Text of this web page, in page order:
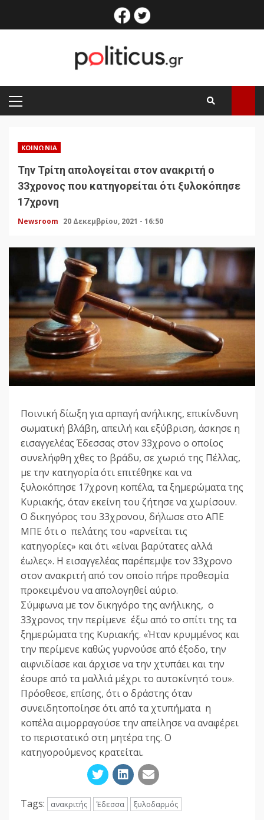
facebook
PRIMARY
MENU
ΚΟΙΝΩΝΊΑ
Την Τρίτη απολογείται στον ανακριτή ο
33χρονος που κατηγορείται ότι ξυλοκόπησε
17χρονη
Newsroom 20 Δεκεμβρίου, 2021 - 16:50
Ποινική δίωξη για αρπαγή ανήλικης, επικίνδυνη
σωματική βλάβη, απειλή και εξύβριση, άσκησε η
εισαγγελέας Έδεσσας στον 33χρονο ο οποίος
συνελήφθη χθες το βράδυ, σε χωριό της Πέλλας,
με την κατηγορία ότι επιτέθηκε και να
ξυλοκόπησε 17χρονη κοπέλα, τα ξημερώματα της
Κυριακής, όταν εκείνη του ζήτησε να χωρίσουν.
Ο δικηγόρος του 33χρονου, δήλωσε στο ΑΠΕ
ΜΠΕ ότι ο πελάτης του «αρνείται τις
κατηγορίες» και ότι «είναι βαρύτατες αλλά
έωλες». Η εισαγγελέας παρέπεμψε τον 33χρονο
στον ανακριτή από τον οποίο πήρε προθεσμία
προκειμένου να απολογηθεί αύριο.
Σύμφωνα με τον δικηγόρο της ανήλικης, ο
33χρονος την περίμενε έξω από το σπίτι της τα
ξημερώματα της Κυριακής. «Ήταν κρυμμένος και
την περίμενε καθώς γυρνούσε από έξοδο, την
αιφνιδίασε και άρχισε να την χτυπάει και την
έσυρε από τα μαλλιά μέχρι το αυτοκίνητό του».
Πρόσθεσε, επίσης, ότι ο δράστης όταν
συνειδητοποίησε ότι από τα χτυπήματα η
κοπέλα αιμορραγούσε την απείλησε να αναφέρει
το περιστατικό στη μητέρα της. Ο
κατηγορούμενος κρατείται.
Tags: ανακριτής Έδεσσα ξυλοδαρμός